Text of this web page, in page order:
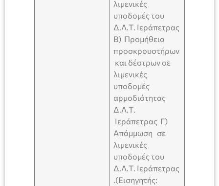
λιμενικές
υποδομές του
Δ.Λ.Τ. Ιεράπετρας
Β) Προμήθεια
προσκρουστήρων
και δέστρων σε
λιμενικές
υποδομές
αρμοδιότητας
Δ.Λ.Τ.
Ιεράπετρας Γ)
Απάμμωση σε
λιμενικές
υποδομές του
Δ.Λ.Τ. Ιεράπετρας
.(Εισηγητής: